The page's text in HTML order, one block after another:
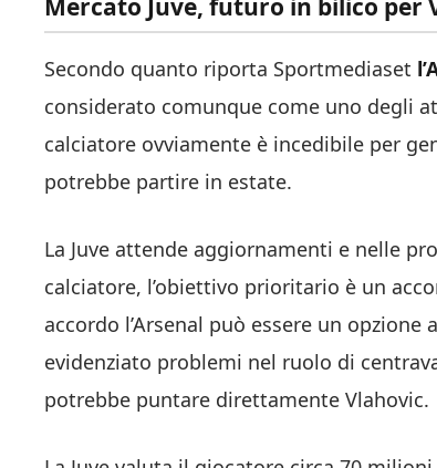
Mercato Juve, futuro in bilico per
Secondo quanto riporta Sportmediaset
considerato comunque come uno degli
calciatore ovviamente è incedibile per
potrebbe partire in estate.
La Juve attende aggiornamenti e nelle
calciatore, l’obiettivo prioritario è un
accordo l’Arsenal può essere un
evidenziato problemi nel ruolo di
potrebbe puntare direttamente Vlahovic.